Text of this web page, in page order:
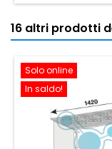
16 altri prodotti
Solo online
In saldo!